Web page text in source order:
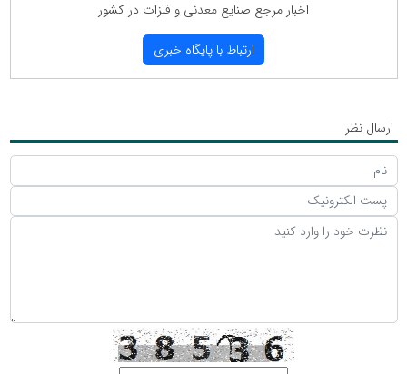
اخبار مرجع صنایع معدنی و فلزات در كشور
ارتباط با پایگاه خبری
ارسال نظر